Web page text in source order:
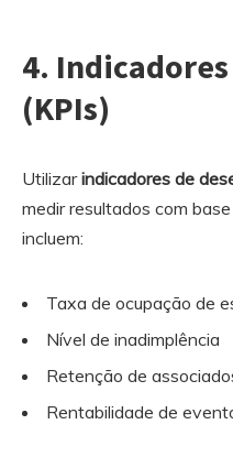
4.
(KPIs)
Utilizarindicadores de
medir resultados com
incluem:
Taxa de ocupação de
Nível de inadimplência
Retenção de
Rentabilidade de